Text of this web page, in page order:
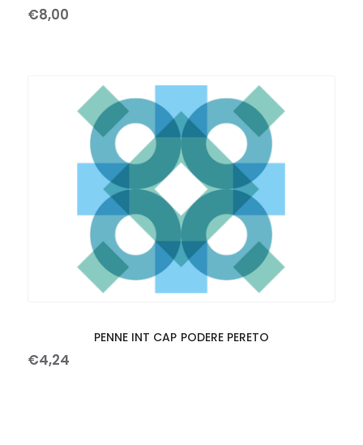
€8,00
PENNE INT CAP PODERE PERETO
€4,24